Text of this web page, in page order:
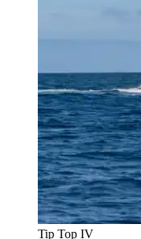
Tip Top IV